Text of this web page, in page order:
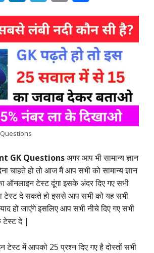
i
t
t
e
r
n
k
e
d
I
n
l
e
g
r
a
m
p
y
L
i
n
k
a
r
e
GK Questionsअगर आप भी सामान्य ज्ञान
चाहते हो तो आज मैं आप सभी को सामान्य ज्ञान
ऑनलाइन टेस्ट दूंगा इसके अंदर दिए गए सभी
टेस्ट दे सकते हो इससे आप सभी को यह सभी
हो जाएंगे इसलिए आप सभी नीचे दिए गए सभी
टेस्ट दे |
टेस्ट में आपको 25 प्रश्न दिए गए है दोस्तों सभी